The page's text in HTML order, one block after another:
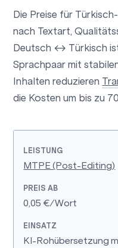
Die Preise für
nach Textart,
Deutsch ↔ Türkisch
Sprachpaar mit
Inhalten reduzieren
die Kosten um bis zu
MTPE (Post-Editing)
0,05 €/Wort
KI-Rohübersetzung